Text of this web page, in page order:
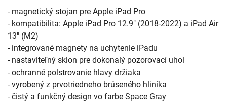
- magnetický stojan pre Apple iPad Pro
- kompatibilita: Apple iPad Pro 12.9" (2018-2022) a iPad Air
13" (M2)
- integrované magnety na uchytenie iPadu
- nastaviteľný sklon pre dokonalý pozorovací uhol
- ochranné polstrovanie hlavy držiaka
- vyrobený z prvotriedneho brúseného hliníka
- čistý a funkčný design vo farbe Space Gray